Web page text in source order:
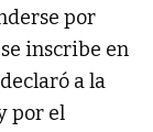
por
inscribe en
a la
por el